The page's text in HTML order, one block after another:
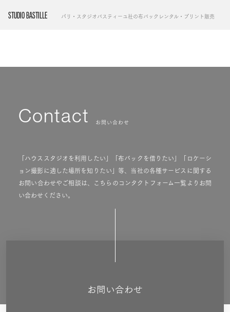
STUDIO BASTILLE パリ・スタジオバスティーユ社の布バックレンタル・プリント販売
Contact お問い合わせ
「ハウススタジオを利用したい」「布バックを借りたい」「ロケーシ
ョン撮影に適した場所を知りたい」等、当社の各種サービスに関する
お問い合わせやご相談は、こちらのコンタクトフォーム一覧よりお問
い合わせください。
お問い合わせ